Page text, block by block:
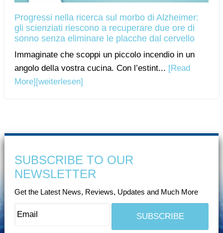
Progressi nella ricerca sul morbo di Alzheimer:
gli scienziati riescono a recuperare due ore di
sonno senza eliminare le placche dal cervello
Immaginate che scoppi un piccolo incendio in un
angolo della vostra cucina. Con l’estint... [Read
More][weiterlesen]
SUBSCRIBE TO OUR
NEWSLETTER
Get the Latest News, Reviews, Updates and Much More